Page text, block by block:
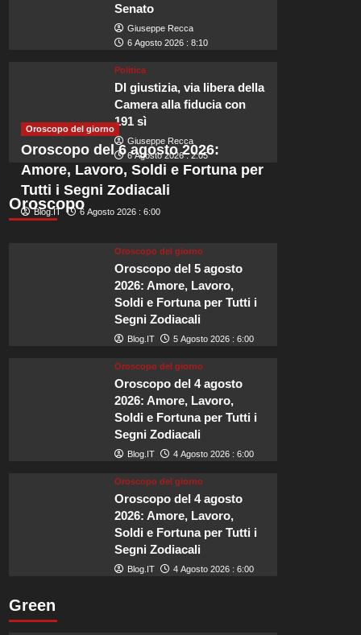
La meravigliosa città
sarà tra i luoghi più felici
6 Agosto 2026 : 23:55
Naviga tra i maestosi alberi delle barche nel porto e passeggia tra le
mura della città. Qui potrai...
Leggi tuttoLeggi
di
più
su
Senato
Giuseppe Recca
6 Agosto 2026 : 8:10
Politica
Dl giustizia, via libera della
Camera alla fiducia con
191 sì
Giuseppe Recca
6 Agosto 2026 : 2:05
Oroscopo
Oroscopo del giorno
Oroscopo del 6 agosto 2026:
Amore, Lavoro, Soldi e Fortuna per
Tutti i Segni Zodiacali
Blog.IT 6 Agosto 2026 : 6:00
Oroscopo del giorno
Oroscopo del 5 agosto
2026: Amore, Lavoro,
Soldi e Fortuna per Tutti i
Segni Zodiacali
Blog.IT 5 Agosto 2026 : 6:00
Oroscopo del giorno
Oroscopo del 4 agosto
2026: Amore, Lavoro,
Soldi e Fortuna per Tutti i
Segni Zodiacali
Blog.IT 4 Agosto 2026 : 6:00
Oroscopo del giorno
Oroscopo del 4 agosto
2026: Amore, Lavoro,
Soldi e Fortuna per Tutti i
Segni Zodiacali
Blog.IT 4 Agosto 2026 : 6:00
Green